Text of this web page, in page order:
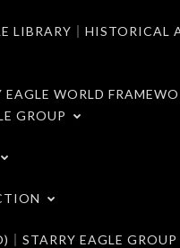
LIBRARY｜HISTORICAL
WORLD
GROUP
｜STARRY EAGLE GROUP